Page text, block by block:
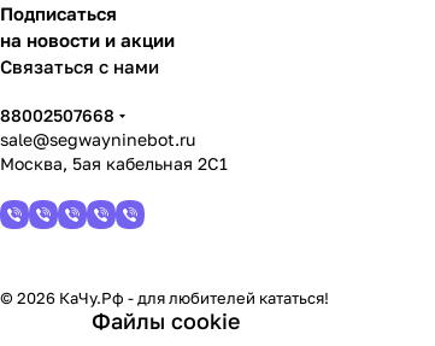
Подписаться
на новости и акции
Связаться с нами
88002507668
sale@segwayninebot.ru
Москва, 5ая кабельная 2С1
© 2026 КаЧу.Рф - для любителей кататься!
Файлы cookie